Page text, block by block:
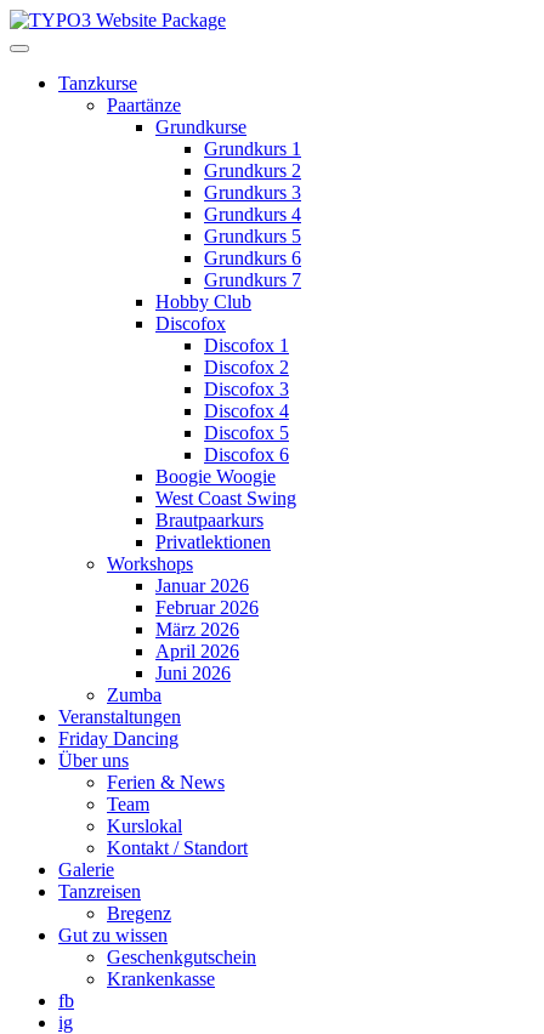
Tanzkurse
Paartänze
Grundkurse
Grundkurs 1
Grundkurs 2
Grundkurs 3
Grundkurs 4
Grundkurs 5
Grundkurs 6
Grundkurs 7
Hobby Club
Discofox
Discofox 1
Discofox 2
Discofox 3
Discofox 4
Discofox 5
Discofox 6
Boogie Woogie
West Coast Swing
Brautpaarkurs
Privatlektionen
Workshops
Januar 2026
Februar 2026
März 2026
April 2026
Juni 2026
Zumba
Veranstaltungen
Friday Dancing
Über uns
Ferien & News
Team
Kurslokal
Kontakt / Standort
Galerie
Tanzreisen
Bregenz
Gut zu wissen
Geschenkgutschein
Krankenkasse
fb
ig